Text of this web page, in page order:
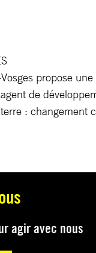
propose
de
: changement
agir avec nous